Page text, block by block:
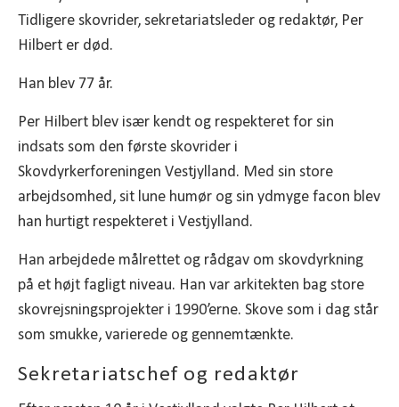
Tidligere skovrider, sekretariatsleder og redaktør, Per
Hilbert er død.
Han blev 77 år.
Per Hilbert blev især kendt og respekteret for sin
indsats som den første skovrider i
Skovdyrkerforeningen Vestjylland. Med sin store
arbejdsomhed, sit lune humør og sin ydmyge facon blev
han hurtigt respekteret i Vestjylland.
Han arbejdede målrettet og rådgav om skovdyrkning
på et højt fagligt niveau. Han var arkitekten bag store
skovrejsningsprojekter i 1990’erne. Skove som i dag står
som smukke, varierede og gennemtænkte.
Sekretariatschef og redaktør